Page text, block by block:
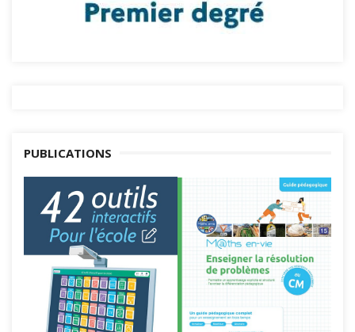
PUBLICATIONS